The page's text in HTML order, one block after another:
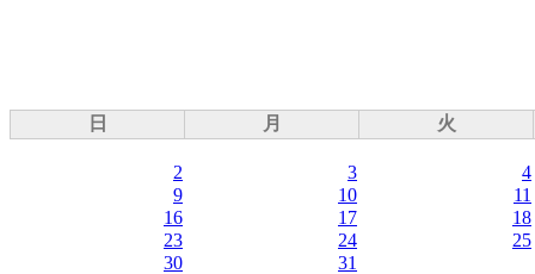
日 月 火
2 3
4
9
10
11
16
17
18
23
24
25
30
31